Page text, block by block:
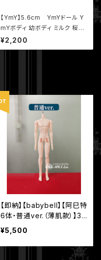
【YmY】5.6cm YmYドール Y
mYボディ 幼ボディ ミルク 桜ピ
ンク ホワイト
¥2,200
【即納】【babybell】【阿巳特
6体・普通ver.（薄肌款）】3
0.0cm 1/6 BJD 球体関節
人形 ボディ
¥5,500